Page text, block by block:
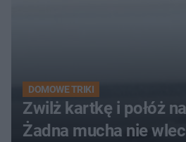
DOMOWE TRIKI
Zwilż kartkę i połóż
Żadna mucha nie